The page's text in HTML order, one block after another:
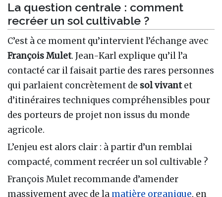
La question centrale : comment
recréer un sol cultivable ?
C’est à ce moment qu’intervient l’échange avec
François Mulet. Jean-Karl explique qu’il l’a
contacté car il faisait partie des rares personnes
qui parlaient concrètement de sol vivantet
d’itinéraires techniques compréhensibles pour
des porteurs de projet non issus du monde
agricole.
L’enjeu est alors clair : à partir d’un remblai
compacté, comment recréer un sol cultivable ?
François Mulet recommande d’amender
massivement avec de la matière organique, en